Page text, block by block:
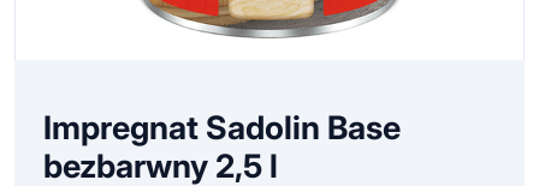
Impregnat Sadolin Base
bezbarwny 2,5 l